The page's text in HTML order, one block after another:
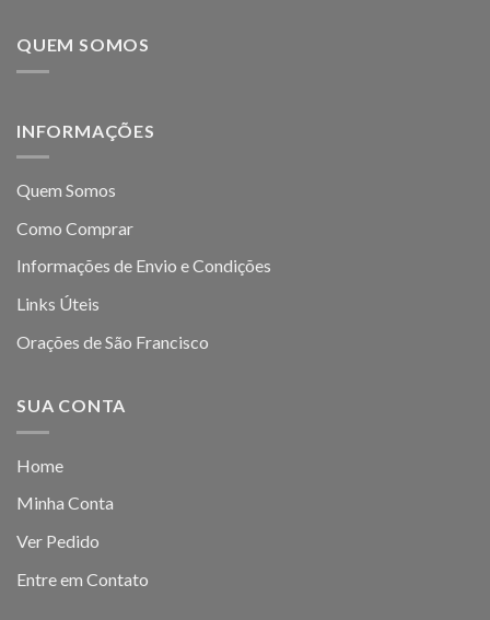
QUEM SOMOS
INFORMAÇÕES
Quem Somos
Como Comprar
Informações de Envio e Condições
Links Úteis
Orações de São Francisco
SUA CONTA
Home
Minha Conta
Ver Pedido
Entre em Contato